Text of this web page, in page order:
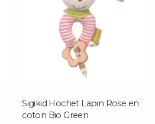
Sigikid Hochet Lapin Rose en
coton Bio Green